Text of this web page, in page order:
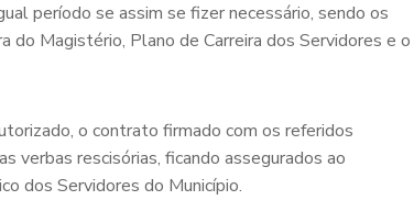
período se assim se fizer necessário, sendo os
do Magistério, Plano de Carreira dos Servidores e o
o contrato firmado com os referidos
verbas rescisórias, ficando assegurados ao
dos Servidores do Município.